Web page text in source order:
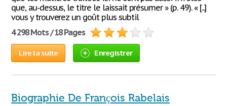
que, au-dessus, le titre le laissait présumer » (p. 49). « [...]
vous y trouverez un goût plus subtil
4 298 Mots / 18 Pages
Lire la suite Enregistrer
Biographie De François Rabelais